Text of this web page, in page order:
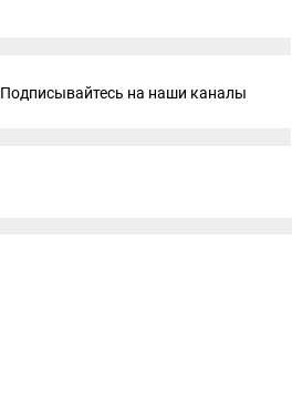
Подписывайтесь на наши каналы